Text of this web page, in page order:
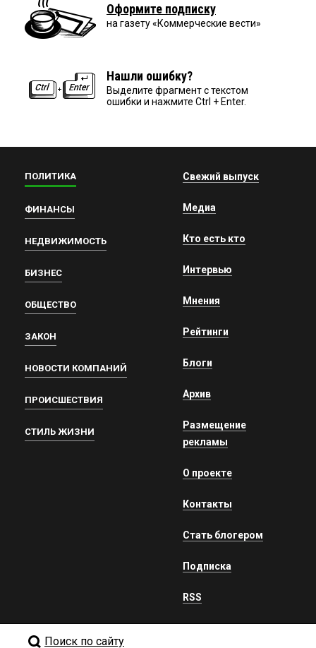
Оформите подписку
на газету «Коммерческие вести»
Нашли ошибку?
Выделите фрагмент с текстом
ошибки и нажмите Ctrl + Enter.
ПОЛИТИКА
ФИНАНСЫ
НЕДВИЖИМОСТЬ
БИЗНЕС
ОБЩЕСТВО
ЗАКОН
НОВОСТИ КОМПАНИЙ
ПРОИСШЕСТВИЯ
СТИЛЬ ЖИЗНИ
Свежий выпуск
Медиа
Кто есть кто
Интервью
Мнения
Рейтинги
Блоги
Архив
Размещение
рекламы
О проекте
Контакты
Стать блогером
Подписка
RSS
Поиск по сайту